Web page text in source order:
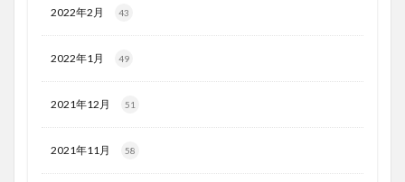
2022年2月 43
2022年1月 49
2021年12月 51
2021年11月 58